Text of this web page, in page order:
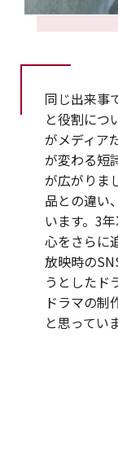
同じ出来事
と役割につ
がメディア
が変わる短
が広がりま
品との違い
います。3
心をさらに
放映時の
うとしたド
ドラマの制
と思ってい